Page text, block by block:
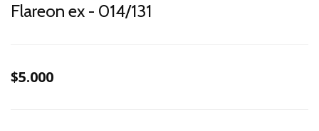
Flareon ex - 014/131
$5.000